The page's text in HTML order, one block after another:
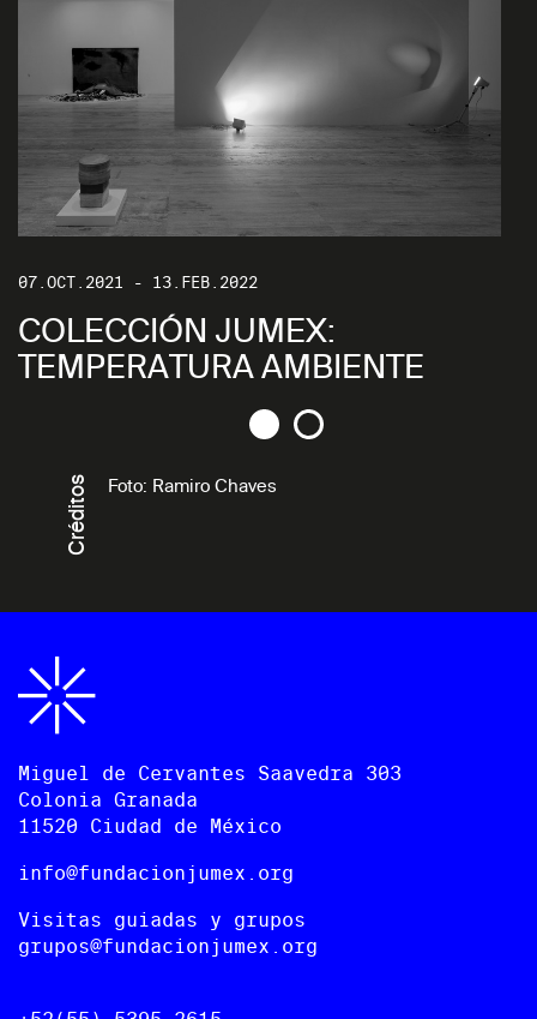
07.OCT.2021 - 13.FEB.2022
COLECCIÓN JUMEX:
TEMPERATURA AMBIENTE
Créditos Foto: Ramiro Chaves
Miguel de Cervantes Saavedra 303
Colonia Granada
11520 Ciudad de México
info@fundacionjumex.org
Visitas guiadas y grupos
grupos@fundacionjumex.org